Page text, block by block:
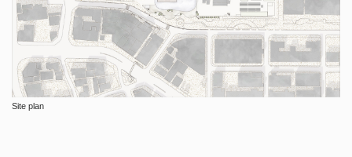
Site plan